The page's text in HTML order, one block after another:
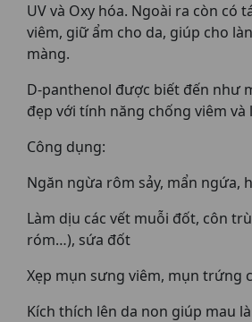
UV và Oxy hóa. Ngoài ra còn có
viêm, giữ ẩm cho da, giúp cho
màng.
D-panthenol được biết đến như
đẹp với tính năng chống viêm và
Công dụng:
Ngăn ngừa rôm sảy, mẩn ngứa,
Làm dịu các vết muỗi đốt, côn
róm…), sứa đốt
Xẹp mụn sưng viêm, mụn trứng
Kích thích lên da non giúp mau